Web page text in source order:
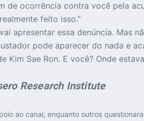
de ocorrência contra você pela
feito isso.”
apresentar essa denúncia. Mas
pode aparecer do nada e
Kim Sae Ron. E você? Onde
Research Institute
ao canal, enquanto outros